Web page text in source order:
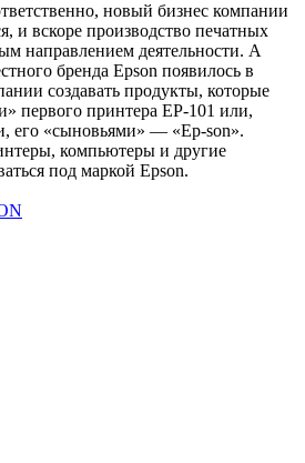
новый бизнес компании
и вскоре производство печатных
направлением деятельности. А
бренда Epson появилось в
создавать продукты, которые
первого принтера EP-101 или,
его «сыновьями» — «Ep-son».
компьютеры и другие
под маркой Epson.